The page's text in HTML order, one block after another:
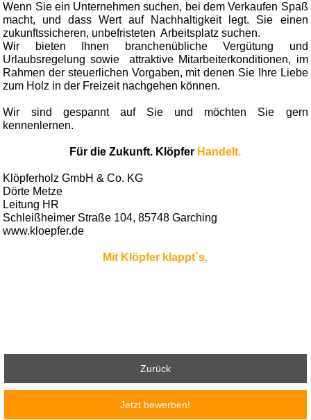
Wenn Sie ein Unternehmen suchen, bei dem Verkaufen Spaß
macht, und dass Wert auf Nachhaltigkeit legt. Sie einen
zukunftssicheren, unbefristeten Arbeitsplatz suchen.
Wir bieten Ihnen branchenübliche Vergütung und
Urlaubsregelung sowie attraktive Mitarbeiterkonditionen, im
Rahmen der steuerlichen Vorgaben, mit denen Sie Ihre Liebe
zum Holz in der Freizeit nachgehen können.
Wir sind gespannt auf Sie und möchten Sie gern
kennenlernen.
Für die Zukunft. Klöpfer Handelt.
Klöpferholz GmbH & Co. KG
Dörte Metze
Leitung HR
Schleißheimer Straße 104, 85748 Garching
www.kloepfer.de
Mit Klöpfer klappt`s.
Zurück
Jetzt bewerben!